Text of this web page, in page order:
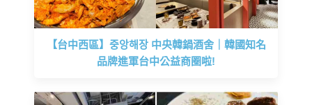
【台中西區】중앙해장 中央韓鍋酒舍｜韓國知名
品牌進軍台中公益商圈啦!